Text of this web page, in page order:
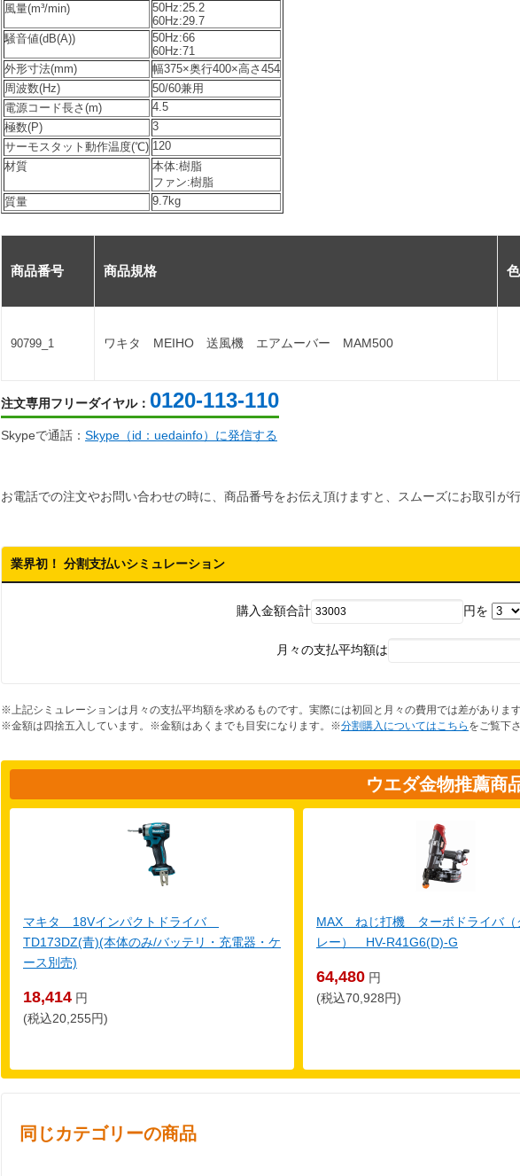
風量(m³/min)
50Hz:25.2
60Hz:29.7
騒音値(dB(A))
50Hz:66
60Hz:71
外形寸法(mm)
幅375×奥行400×高さ454
周波数(Hz)
50/60兼用
電源コード長さ(m)
4.5
極数(P)
3
サーモスタット動作温度(℃) 120
材質
本体:樹脂
ファン:樹脂
質量
9.7kg
商品番号 商品規格 色
90799_1 ワキタ MEIHO 送風機 エアムーバー MAM500
注文専用フリーダイヤル： 0120-113-110
Skypeで通話： Skype（id：uedainfo）に発信する
お電話での注文やお問い合わせの時に、商品番号をお伝え頂けますと、スムーズにお取引が行
業界初！ 分割支払いシミュレーション
購入金額合計 円を
月々の支払平均額は
※上記シミュレーションは月々の支払平均額を求めるものです。実際には初回と月々の費用では差があります
※金額は四捨五入しています。※金額はあくまでも目安になります。※分割購入についてはこちら をご覧下さ
ウエダ金物推薦商
マキタ 18Vインパクトドライバ
TD173DZ(青)(本体のみ/バッテリ・充電器・ケ
ース別売)
18,414 円
(税込20,255円)
MAX ねじ打機 ターボドライバ（
レー） HV-R41G6(D)-G
64,480 円
(税込70,928円)
同じカテゴリーの商品